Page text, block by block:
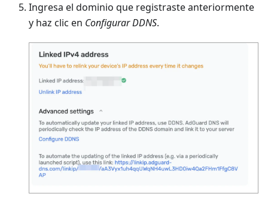
Ingresa el dominio que registraste anteriormente
y haz clic en Configurar DDNS.